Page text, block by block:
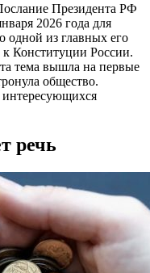
Президента РФ
2026 года для
одной из главных его
к Конституции России.
тема вышла на первые
общество.
интересующихся
речь